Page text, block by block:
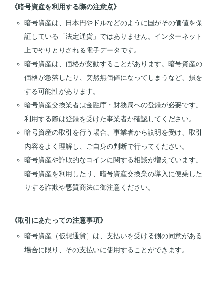
《暗号資産を利用する際の注意点》
暗号資産は、日本円やドルなどのように国がその価値を保
証している「法定通貨」ではありません。インターネット
上でやりとりされる電子データです。
暗号資産は、価格が変動することがあります。暗号資産の
価格が急落したり、突然無価値になってしまうなど、損を
する可能性があります。
暗号資産交換業者は金融庁・財務局への登録が必要です。
利用する際は登録を受けた事業者か確認してください。
暗号資産の取引を行う場合、事業者から説明を受け、取引
内容をよく理解し、ご自身の判断で行ってください。
暗号資産や詐欺的なコインに関する相談が増えています。
暗号資産を利用したり、暗号資産交換業の導入に便乗した
りする詐欺や悪質商法に御注意ください。
《取引にあたっての注意事項》
暗号資産（仮想通貨）は、支払いを受ける側の同意がある
場合に限り、その支払いに使用することができます。